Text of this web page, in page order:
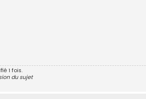
1 fois.
du sujet